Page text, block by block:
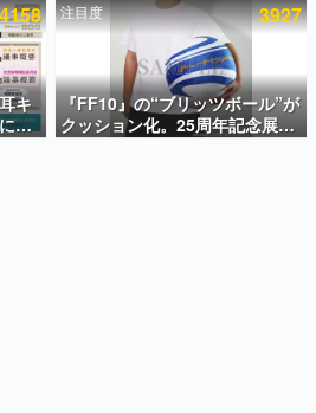
覧
事
千以上！ ページビュー数万以上！ などな
に読まれた、電ファミ渾身の“殿堂入り”記
た。
失
トのマイページから確認可能、
テスト実施は8月21日～24日
4158
キ
視
法
注目度 3927
『FF10』の“ブリッツボール”が
クッション化。25周年記念展
「FINAL FANTASY X